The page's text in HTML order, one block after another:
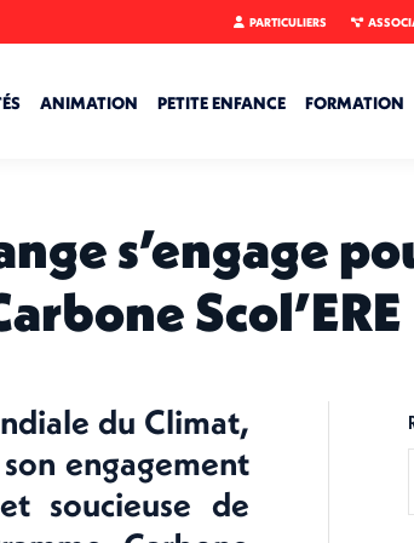
PARTICULIERS
ANIMATION PETITE ENFANCE FORMATION
s’engage
Scol’ERE
du Climat,
engagement
soucieuse de